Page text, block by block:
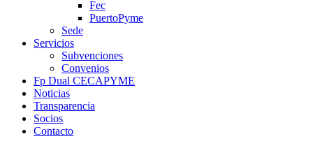
Fec
PuertoPyme
Sede
Servicios
Subvenciones
Convenios
Fp Dual CECAPYME
Noticias
Transparencia
Socios
Contacto